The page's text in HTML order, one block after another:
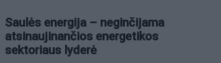
Saulės energija – neginčijama
atsinaujinančios energetikos
sektoriaus lyderė